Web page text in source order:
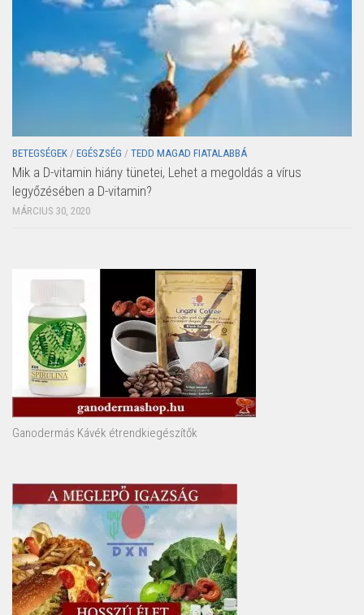
BETEGSÉGEK / EGÉSZSÉG / TEDD MAGAD FIATALABBÁ
Mik a D-vitamin hiány tünetei, Lehet a megoldás a vírus
legyőzésében a D-vitamin?
MÁRCIUS 30, 2020
Ganodermás Kávék étrendkiegészítők